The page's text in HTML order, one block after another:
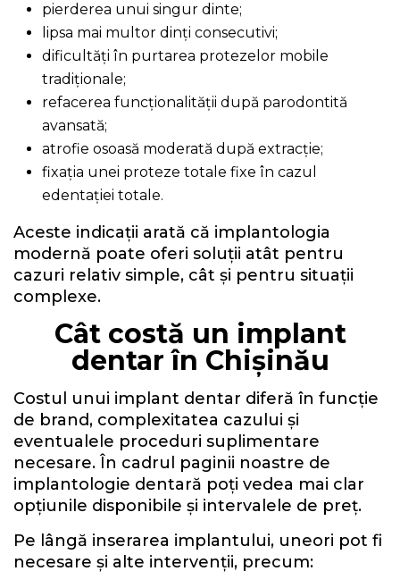
pierderea unui singur dinte;
lipsa mai multor dinți consecutivi;
dificultăți în purtarea protezelor mobile
tradiționale;
refacerea funcționalității după parodontită
avansată;
atrofie osoasă moderată după extracție;
fixația unei proteze totale fixe în cazul
edentației totale.
Aceste indicații arată că implantologia
modernă poate oferi soluții atât pentru
cazuri relativ simple, cât și pentru situații
complexe.
Cât costă un implant
dentar în Chișinău
Costul unui implant dentar diferă în funcție
de brand, complexitatea cazului și
eventualele proceduri suplimentare
necesare. În cadrul paginii noastre de
implantologie dentară poți vedea mai clar
opțiunile disponibile și intervalele de preț.
Pe lângă inserarea implantului, uneori pot fi
necesare și alte intervenții, precum: